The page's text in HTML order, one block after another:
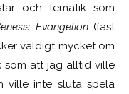
och tematik som
Evangelion (fast
väldigt mycket om
som att jag alltid ville
ville inte sluta spela